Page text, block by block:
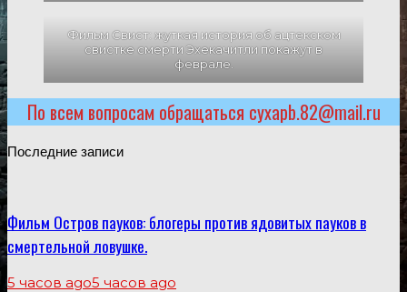
Фильм Свист: жуткая история об ацтекском
свистке смерти Эхекачитли покажут в
феврале.
По всем вопросам обращаться cyxapb.82@mail.ru
Последние записи
Фильм Остров пауков: блогеры против ядовитых пауков в
смертельной ловушке.
5 часов ago5 часов ago